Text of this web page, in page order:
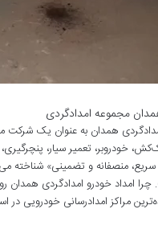
مجموعه امدادگردی
همدان به عنوان یک شرکت
خودروبر، تعمیر سیار،
منصفانه و تضمینی» شناخته
امداد خودرو امدادگردی همدان
مراکز امدادرسانی خودرویی